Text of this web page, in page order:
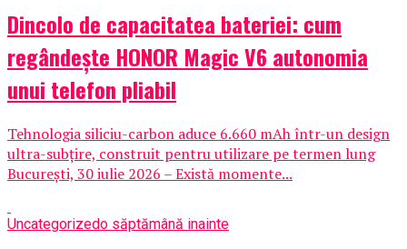
Dincolo de capacitatea bateriei: cum
regândește HONOR Magic V6 autonomia
unui telefon pliabil
Tehnologia siliciu-carbon aduce 6.660 mAh într-un design
ultra-subțire, construit pentru utilizare pe termen lung
București, 30 iulie 2026 – Există momente...
Uncategorizedo săptămână inainte